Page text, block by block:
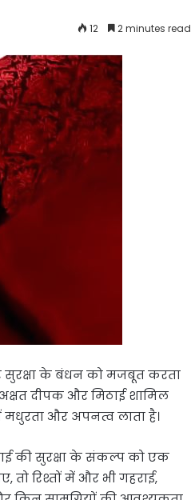
12 2 minutes read
सुरक्षा के बंधन को मजबूत करता
दीपक और मिठाई शामिल
मधुरता और अपनत्व लाता है।
की सुरक्षा के संकल्प को एक
तो रिश्तों में और भी गहराई,